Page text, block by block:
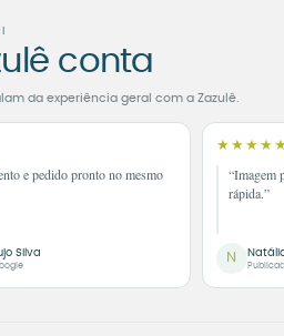
conta
da experiência geral com a Zazulê.
e pedido pronto no mesmo
Silva
“Imagem
rápida.”
N